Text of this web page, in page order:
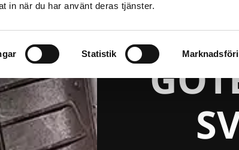
in när du har använt deras tjänster.
Statistik